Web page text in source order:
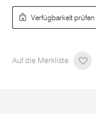
Auf die Merkliste